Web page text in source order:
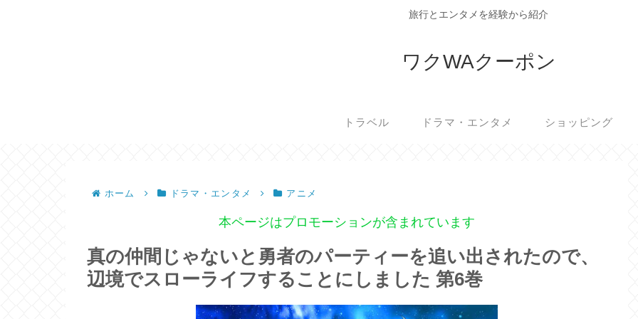
旅行とエンタメを経験から紹介
ワクWAクーポン
トラベル ドラマ・エンタメ ショッピング
ホーム ドラマ・エンタメ アニメ
本ページはプロモーションが含まれています
真の仲間じゃないと勇者のパーティーを追い出されたので、
辺境でスローライフすることにしました 第6巻